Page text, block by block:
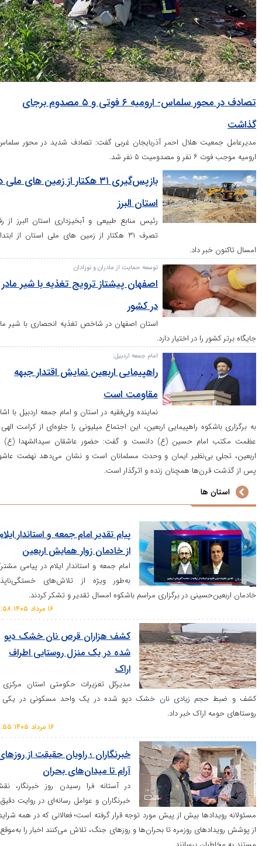
تصادف در محور سلماس- ارومیه ۶ فوتی و ۵ مصدوم برجای
هلال احمر آذربایجان غربی گفت: تصادف شدید در محور سلماس-
نفر شد.
بازپس‌گیری ۳۱ هکتار از زمین های ملی در
استان البرز
رئیس منابع طبیعی و آبخیزداری استان البرز از رفع
تصرف ۳۱ هکتار از زمین های ملی استان از ابتدای
داد.
توسعه حمایت از مادران و نوزادان
اصفهان پیشتاز ترویج تغذیه با شیر مادر
در کشور
استان اصفهان در شاخص تغذیه انحصاری با شیر مادر
را در اختیار دارد.
امام جمعه اردبیل:
راهپیمایی اربعین نمایش اقتدار جبهه
مقاومت است
نماینده ولی‌فقیه در استان و امام جمعه اردبیل با اشاره
راهپیمایی اربعین، این اجتماع میلیونی را جلوه‌ای از کرامت الهی و
حسین (ع) دانست و گفت: حضور عاشقان سیدالشهدا (ع) در
بی‌نظیر ایمان و وحدت مسلمانان است و نشان می‌دهد نهضت عاشورا
همچنان زنده و اثرگذار است.
پیام تقدیر امام جمعه و استاندار ایلام
از خادمان زوار همایش اربعین
امام جمعه و استاندار ایلام در پیامی مشترک
به‌طور ویژه از تلاش‌های خستگی‌ناپذیر
در برگزاری مراسم باشکوه امسال تقدیر و تشکر کردند.
کشف هزاران قرص نان خشک دپو
شده در یک منزل روستایی اطراف
اراک
مدیرکل تعزیرات حکومتی استان مرکزی از
زیادی نان خشک دپو شده در یک واحد مسکونی در یکی از
خبر داد.
خبرنگاران ؛ راویان حقیقت از روز‌های
آرام تا میدان‌های بحران
در آستانه فرا رسیدن روز خبرنگار، نقش
خبرنگاران و عوامل رسانه‌ای در روایت دقیق و
بیش از پیش مورد توجه قرار گرفته است؛ فعالانی که در همه شرایط،
روزمره تا بحران‌ها و روز‌های جنگ، تلاش می‌کنند اخبار را به‌موقع و